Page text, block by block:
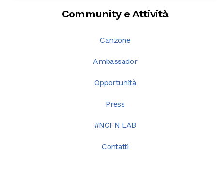
Community e Attività
Canzone
Ambassador
Opportunità
Press
#NCFN LAB
Contatti